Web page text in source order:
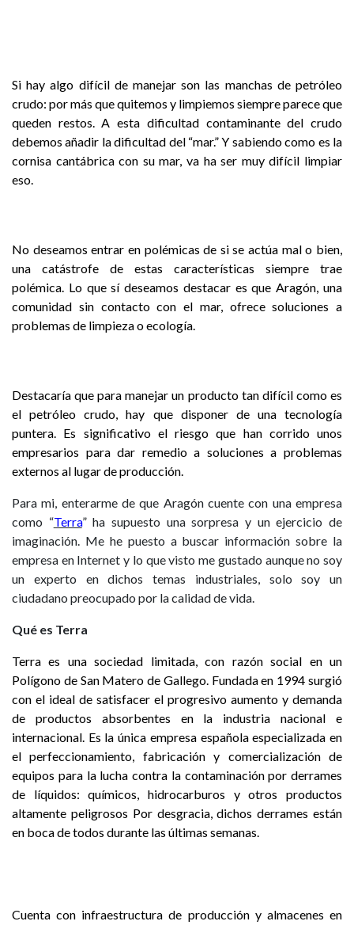
Si hay algo difícil de manejar son las manchas de petróleo
crudo: por más que quitemos y limpiemos siempre parece que
queden restos. A esta dificultad contaminante del crudo
debemos añadir la dificultad del “mar.” Y sabiendo como es la
cornisa cantábrica con su mar, va ha ser muy difícil limpiar
eso.
No deseamos entrar en polémicas de si se actúa mal o bien,
una catástrofe de estas características siempre trae
polémica. Lo que sí deseamos destacar es que Aragón, una
comunidad sin contacto con el mar, ofrece soluciones a
problemas de limpieza o ecología.
Destacaría que para manejar un producto tan difícil como es
el petróleo crudo, hay que disponer de una tecnología
puntera. Es significativo el riesgo que han corrido unos
empresarios para dar remedio a soluciones a problemas
externos al lugar de producción.
Para mi, enterarme de que Aragón cuente con una empresa
como “Terra” ha supuesto una sorpresa y un ejercicio de
imaginación. Me he puesto a buscar información sobre la
empresa en Internet y lo que visto me gustado aunque no soy
un experto en dichos temas industriales, solo soy un
ciudadano preocupado por la calidad de vida.
Qué es Terra
Terra es una sociedad limitada, con razón social en un
Polígono de San Matero de Gallego. Fundada en 1994 surgió
con el ideal de satisfacer el progresivo aumento y demanda
de productos absorbentes en la industria nacional e
internacional. Es la única empresa española especializada en
el perfeccionamiento, fabricación y comercialización de
equipos para la lucha contra la contaminación por derrames
de líquidos: químicos, hidrocarburos y otros productos
altamente peligrosos Por desgracia, dichos derrames están
en boca de todos durante las últimas semanas.
Cuenta con infraestructura de producción y almacenes en